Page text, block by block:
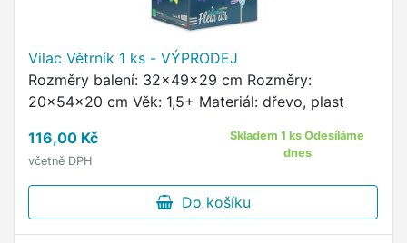
Vilac Větrník 1 ks - VÝPRODEJ
Rozměry balení: 32x49x29 cm Rozměry:
20x54x20 cm Věk: 1,5+ Materiál: dřevo, plast
116,00 Kč
včetně DPH
Skladem 1 ks Odesíláme
dnes
Do košíku